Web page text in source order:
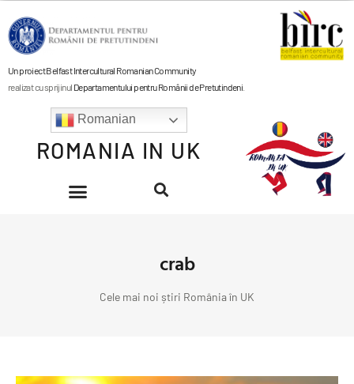
Romanian
ROMANIA IN UK
Un proiect Belfast Intercultural Romanian Community
realizat cu sprijinul Departamentului pentru Românii de Pretutindeni
crab
Cele mai noi știri România în UK